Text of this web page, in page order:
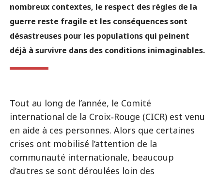
nombreux contextes, le respect des règles de la
guerre reste fragile et les conséquences sont
désastreuses pour les populations qui peinent
déjà à survivre dans des conditions inimaginables.
Tout au long de l’année, le Comité
international de la Croix‑Rouge (CICR) est venu
en aide à ces personnes. Alors que certaines
crises ont mobilisé l’attention de la
communauté internationale, beaucoup
d’autres se sont déroulées loin des